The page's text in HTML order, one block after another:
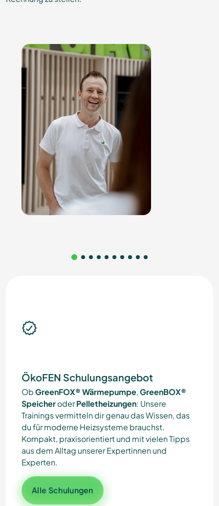
ÖkoFEN Schulungsangebot
ObGreenFOX® Wärmepumpe,GreenBOX®
SpeicheroderPelletheizungen: Unsere
Trainings vermitteln dir genau das Wissen, das
du für moderne Heizsysteme brauchst.
Kompakt, praxisorientiert und mit vielen Tipps
aus dem Alltag unserer Expertinnen und
Experten.
Alle Schulungen